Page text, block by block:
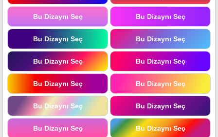
Bu Dizaynı Seç Bu Dizaynı Seç
Bu Dizaynı Seç Bu Dizaynı Seç
Bu Dizaynı Seç Bu Dizaynı Seç
Bu Dizaynı Seç Bu Dizaynı Seç
Bu Dizaynı Seç Bu Dizaynı Seç
Bu Dizaynı Seç Bu Dizaynı Seç